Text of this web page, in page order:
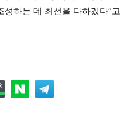
하는 데 최선을 다하겠다”고